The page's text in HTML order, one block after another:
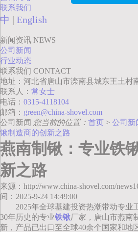
联系我们
中 | English
新闻资讯 NEWS
公司新闻
行业动态
联系我们 CONTACT
地址：河北省唐山市滦南县城东王土村
联系人： 常女士
电话： 0315-4118104
邮箱： green@china-shovel.com
公司新闻 您当前的位置： 首页 > 公司新
锹制造商的创新之路
燕南制锹：专业铁
新之路
来源：http://www.china-shovel.com/
间：2025-9-24 14:49:00
2025年全球基建投资热潮带动专业
30年历史的专业铁锹厂家，唐山市燕南
新，产品已出口至全球40余个国家和地